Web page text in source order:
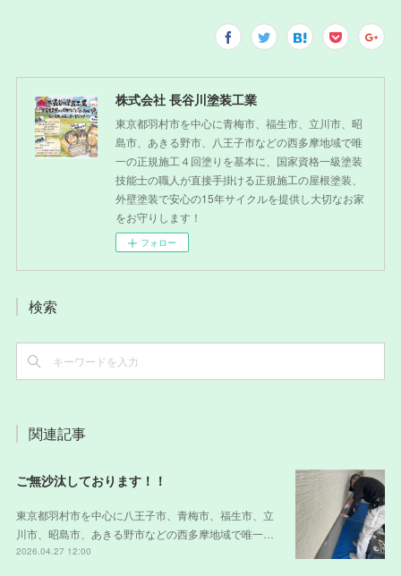
株式会社 長谷川塗装工業
東京都羽村市を中心に青梅市、福生市、立川市、昭
島市、あきる野市、八王子市などの西多摩地域で唯
一の正規施工４回塗りを基本に、国家資格一級塗装
技能士の職人が直接手掛ける正規施工の屋根塗装、
外壁塗装で安心の15年サイクルを提供し大切なお家
をお守りします！
フォロー
検索
関連記事
ご無沙汰しております！！
東京都羽村市を中心に八王子市、青梅市、福生市、立
川市、昭島市、あきる野市などの西多摩地域で唯一…
2026.04.27 12:00